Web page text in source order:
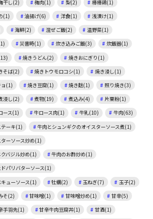
干し(2) 梅肉(1) 梨(2)
棒棒鶏(1)
(1) 油揚げ(6) 洋食(1)
浅漬け(1)
海鮮(2) 混ぜご飯(2)
温野菜(1)
災害時(1) 炊き込みご飯(3)
炊飯器(1)
焼きうどん(2)
焼きおにぎり(1)
そば(2) 焼きトウモロコシ(1)
焼き浸し(1)
ョ(1)
焼き豆腐(1) 焼き麩(1)
照り焼き(3)
浸し(2) 煮物(19) 煮込み(4)
片栗粉(1)
ース(1) 牛ロース肉(1) 牛乳(10)
牛肉(63)
ーキ(1)
牛肉とシュンギクのオイスターソース煮(1)
ーソース炒め(1)
バジル炒め(1)
牛肉のお酢炒め(1)
パリバターソース(1)
ューソース(1)
牡蠣(2) 玉ねぎ(7)
玉子(2)
そ(2) 甘味噌(1) 甘味噌炒め(1)
甘辛(5)
手羽先(1) 甘辛牛肉豆腐丼(1)
甘酒(1)